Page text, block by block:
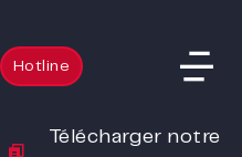
Hotline
Télécharger notre